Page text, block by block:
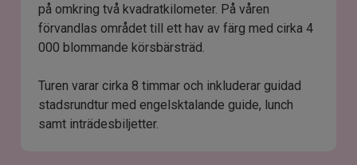
på omkring två kvadratkilometer. På våren
förvandlas området till ett hav av färg med cirka 4
000 blommande körsbärsträd.
Turen varar cirka 8 timmar och inkluderar guidad
stadsrundtur med engelsktalande guide, lunch
samt inträdesbiljetter.